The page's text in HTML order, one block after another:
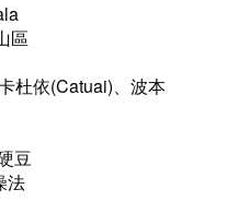
區
杜依(Catuai)、波本
豆
法